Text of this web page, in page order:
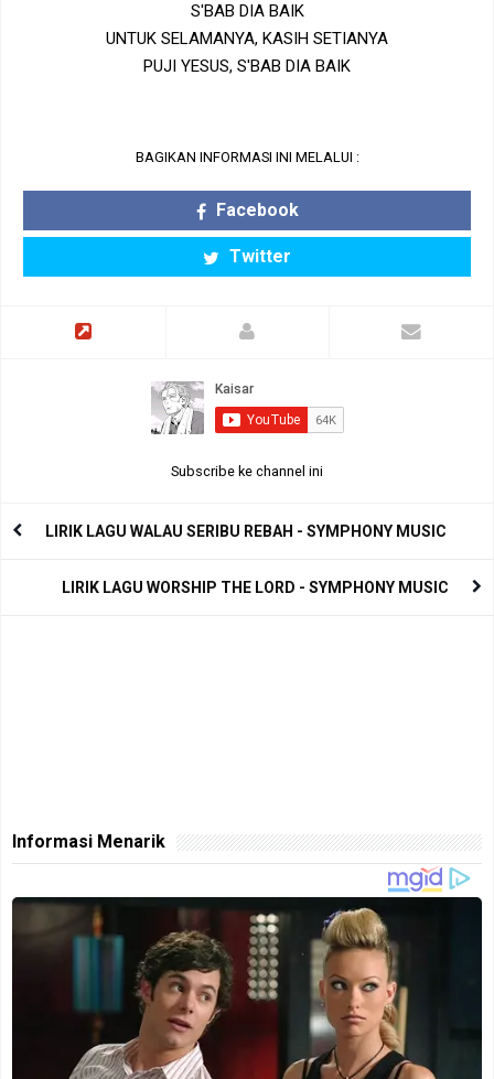
S'BAB DIA BAIK
UNTUK SELAMANYA, KASIH SETIANYA
PUJI YESUS, S'BAB DIA BAIK
BAGIKAN INFORMASI INI MELALUI :
Facebook
Twitter
Subscribe ke channel ini
LIRIK LAGU WALAU SERIBU REBAH - SYMPHONY MUSIC
LIRIK LAGU WORSHIP THE LORD - SYMPHONY MUSIC
Informasi Menarik